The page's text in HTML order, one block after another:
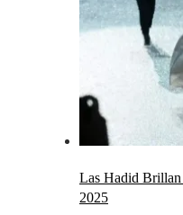
Las Hadid Brillan
2025